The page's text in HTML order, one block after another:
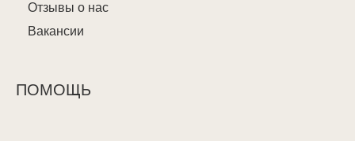
Отзывы о нас
Вакансии
ПОМОЩЬ